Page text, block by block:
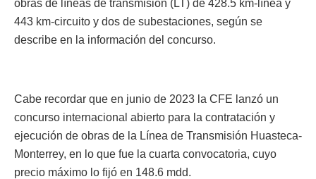
obras de líneas de transmisión (LT) de 428.5 km-línea y
443 km-circuito y dos de subestaciones, según se
describe en la información del concurso.
Cabe recordar que en junio de 2023 la CFE lanzó un
concurso internacional abierto para la contratación y
ejecución de obras de la Línea de Transmisión Huasteca-
Monterrey, en lo que fue la cuarta convocatoria, cuyo
precio máximo lo fijó en 148.6 mdd.